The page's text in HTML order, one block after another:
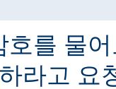
호를 물
라고 요